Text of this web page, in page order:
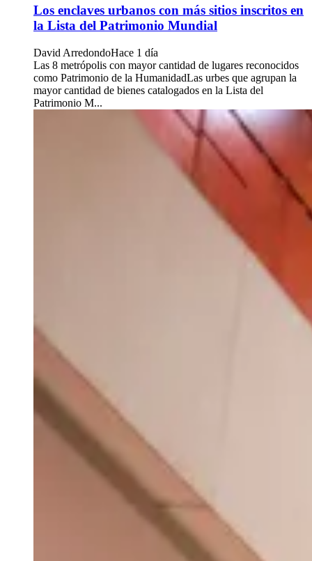
Los enclaves urbanos con más sitios inscritos en
la Lista del Patrimonio Mundial
David ArredondoHace 1 día
Las 8 metrópolis con mayor cantidad de lugares reconocidos
como Patrimonio de la HumanidadLas urbes que agrupan la
mayor cantidad de bienes catalogados en la Lista del
Patrimonio M...